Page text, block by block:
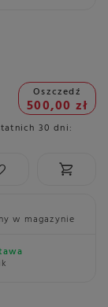
Oszczedź
500,00 zł
30 dni:
w magazynie